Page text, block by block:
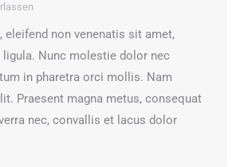
eleifend non venenatis sit amet,
Nunc molestie dolor nec
in pharetra orci mollis. Nam
Praesent magna metus, consequat
nec, convallis et lacus dolor